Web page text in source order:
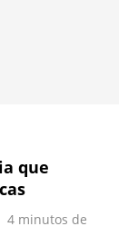
que
4 minutos de